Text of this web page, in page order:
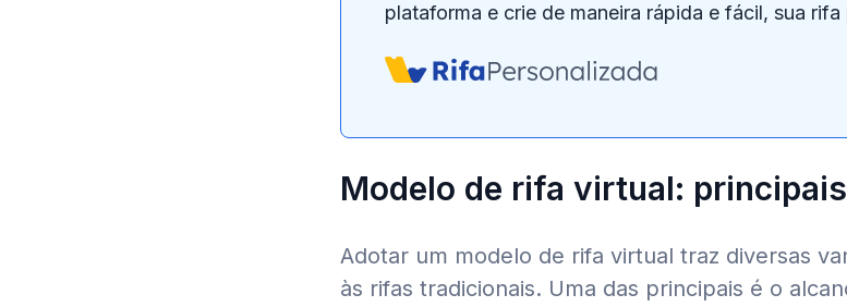
plataforma e crie de maneira rápida e fácil, sua rifa
Modelo de rifa virtual:
Adotar um modelo de rifa virtual traz diversas
às rifas tradicionais. Uma das principais é o